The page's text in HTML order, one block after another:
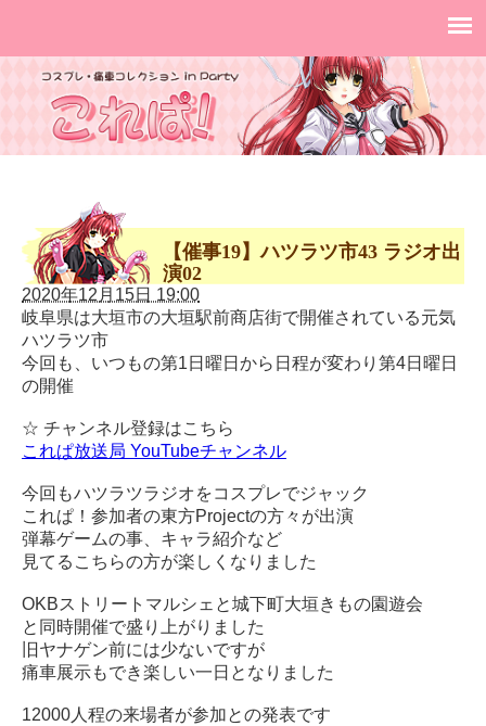
【催事19】ハツラツ市43 ラジオ出
演02
2020年12月15日 19:00
岐阜県は大垣市の大垣駅前商店街で開催されている元気
ハツラツ市
今回も、いつもの第1日曜日から日程が変わり第4日曜日
の開催
☆ チャンネル登録はこちら
これぱ放送局 YouTubeチャンネル
今回もハツラツラジオをコスプレでジャック
これぱ！参加者の東方Projectの方々が出演
弾幕ゲームの事、キャラ紹介など
見てるこちらの方が楽しくなりました
OKBストリートマルシェと城下町大垣きもの園遊会
と同時開催で盛り上がりました
旧ヤナゲン前には少ないですが
痛車展示もでき楽しい一日となりました
12000人程の来場者が参加との発表です